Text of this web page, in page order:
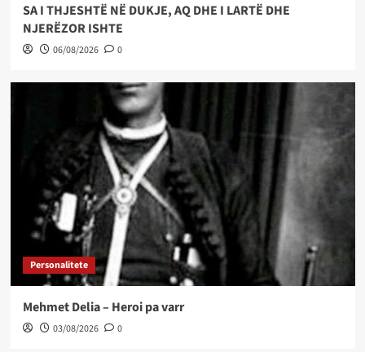
SA I THJESHTË NË DUKJE, AQ DHE I LARTË DHE
NJERËZOR ISHTE
06/08/2026 0
Personalitete
Mehmet Delia – Heroi pa varr
03/08/2026 0